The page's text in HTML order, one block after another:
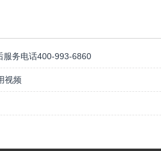
服务电话400-993-6860
视频